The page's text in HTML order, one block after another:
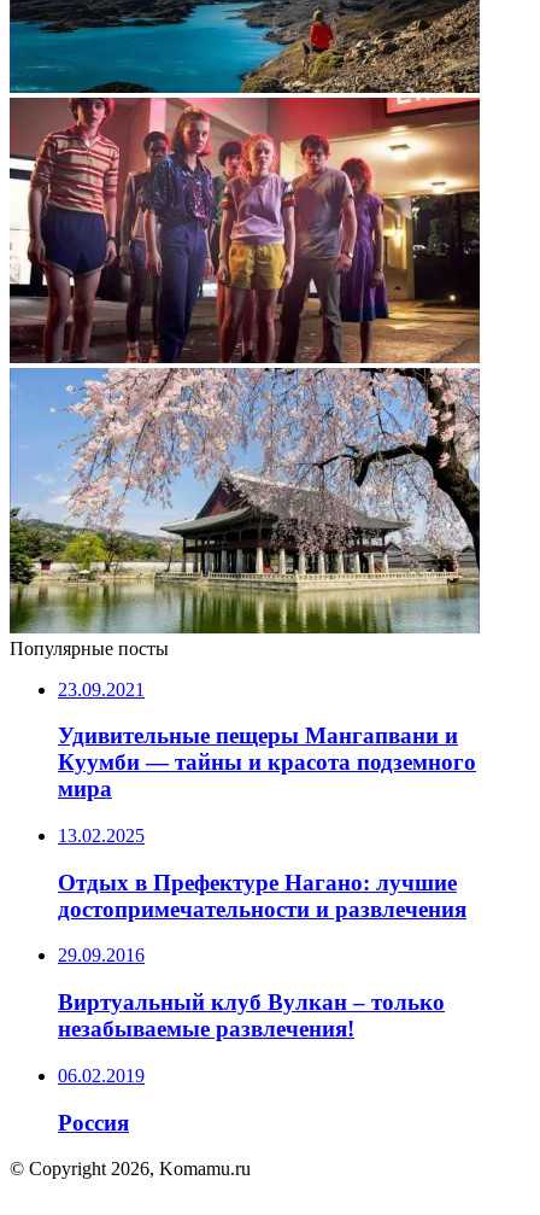
Популярные посты
23.09.2021
Удивительные пещеры Мангапвани и
Куумби — тайны и красота подземного
мира
13.02.2025
Отдых в Префектуре Нагано: лучшие
достопримечательности и развлечения
29.09.2016
Виртуальный клуб Вулкан – только
незабываемые развлечения!
06.02.2019
Россия
© Copyright 2026, Komamu.ru